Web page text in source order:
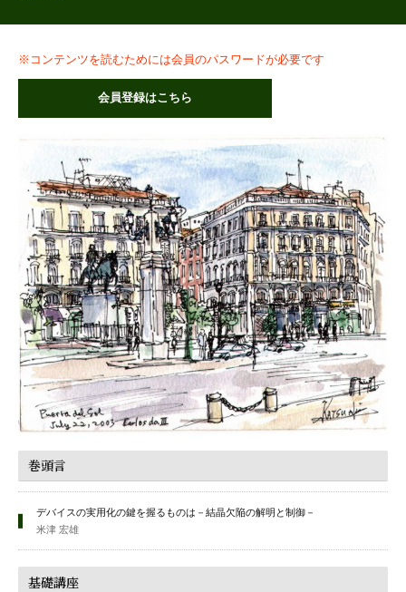
※コンテンツを読むためには会員のパスワードが必要です
会員登録はこちら
巻頭言
デバイスの実用化の鍵を握るものは－結晶欠陥の解明と制御－
米津 宏雄
基礎講座